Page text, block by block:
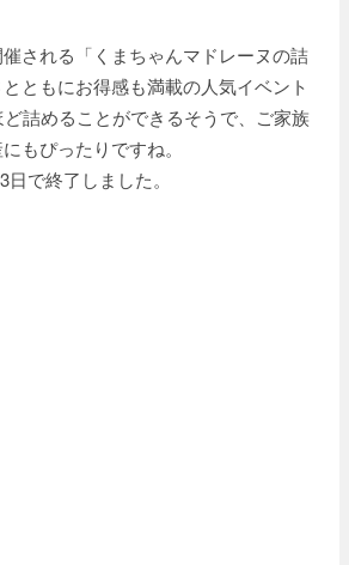
される「くまちゃんマドレーヌの詰
ともにお得感も満載の人気イベント
詰めることができるそうで、ご家族
もぴったりですね。
で終了しました。